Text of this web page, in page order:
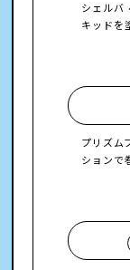
シェルバ
キッドを
プリズム
ションで